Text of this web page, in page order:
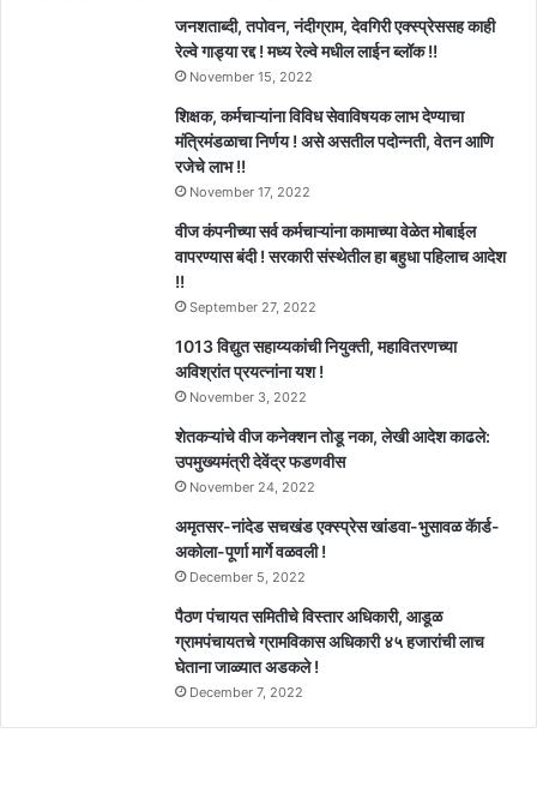
जनशताब्दी, तपोवन, नंदीग्राम, देवगिरी एक्स्प्रेससह काही
रेल्वे गाड्या रद्द ! मध्य रेल्वे मधील लाईन ब्लॉक !!
November 15, 2022
शिक्षक, कर्मचाऱ्यांना विविध सेवाविषयक लाभ देण्याचा
मंत्रिमंडळाचा निर्णय ! असे असतील पदोन्नती, वेतन आणि
रजेचे लाभ !!
November 17, 2022
वीज कंपनीच्या सर्व कर्मचाऱ्यांना कामाच्या वेळेत मोबाईल
वापरण्यास बंदी ! सरकारी संस्थेतील हा बहुधा पहिलाच आदेश
!!
September 27, 2022
1013 विद्युत सहाय्यकांची नियुक्ती, महावितरणच्या
अविश्रांत प्रयत्नांना यश !
November 3, 2022
शेतकऱ्यांचे वीज कनेक्शन तोडू नका, लेखी आदेश काढले:
उपमुख्यमंत्री देवेंद्र फडणवीस
November 24, 2022
अमृतसर-नांदेड सचखंड एक्स्प्रेस खांडवा-भुसावळ कॅार्ड-
अकोला-पूर्णा मार्गे वळवली !
December 5, 2022
पैठण पंचायत समितीचे विस्तार अधिकारी, आडूळ
ग्रामपंचायतचे ग्रामविकास अधिकारी ४५ हजारांची लाच
घेताना जाळ्यात अडकले !
December 7, 2022